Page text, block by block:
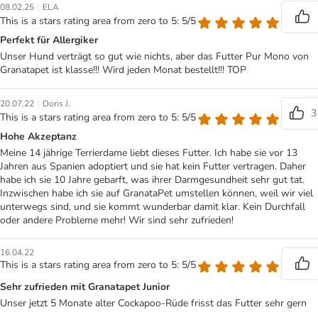
08.02.25 | ELA
This is a stars rating area from zero to 5: 5/5
Perfekt für Allergiker
Unser Hund verträgt so gut wie nichts, aber das Futter Pur Mono von
Granatapet ist klasse!!! Wird jeden Monat bestellt!!! TOP
20.07.22 | Doris J.
This is a stars rating area from zero to 5: 5/5
3
Hohe Akzeptanz
Meine 14 jährige Terrierdame liebt dieses Futter. Ich habe sie vor 13
Jahren aus Spanien adoptiert und sie hat kein Futter vertragen. Daher
habe ich sie 10 Jahre gebarft, was ihrer Darmgesundheit sehr gut tat.
Inzwischen habe ich sie auf GranataPet umstellen können, weil wir viel
unterwegs sind, und sie kommt wunderbar damit klar. Kein Durchfall
oder andere Probleme mehr! Wir sind sehr zufrieden!
16.04.22
This is a stars rating area from zero to 5: 5/5
Sehr zufrieden mit Granatapet Junior
Unser jetzt 5 Monate alter Cockapoo-Rüde frisst das Futter sehr gern